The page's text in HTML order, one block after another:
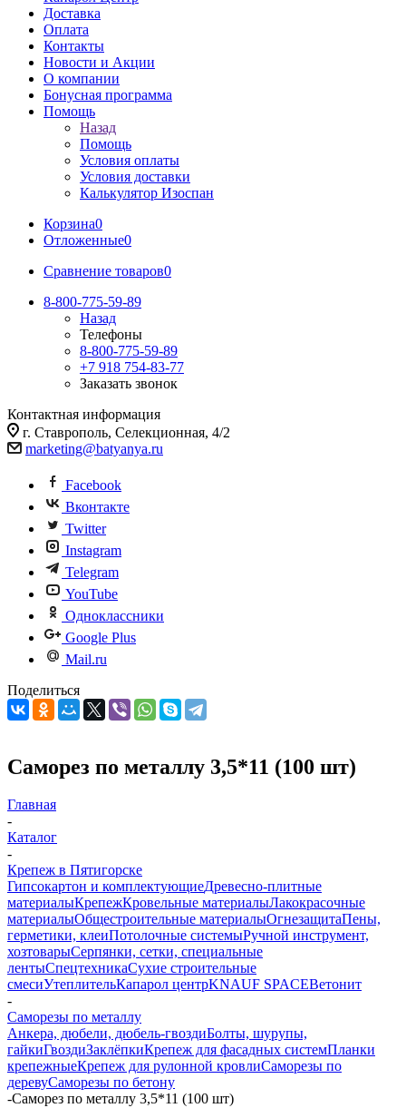
Доставка
Оплата
Контакты
Новости и Акции
О компании
Бонусная программа
Помощь
Назад
Помощь
Условия оплаты
Условия доставки
Калькулятор Изоспан
Корзина0
Отложенные0
Сравнение товаров0
8-800-775-59-89
Назад
Телефоны
8-800-775-59-89
+7 918 754-83-77
Заказать звонок
Контактная информация
г. Ставрополь, Селекционная, 4/2
marketing@batyanya.ru
Facebook
Вконтакте
Twitter
Instagram
Telegram
YouTube
Одноклассники
Google Plus
Mail.ru
Поделиться
Саморез по металлу 3,5*11 (100 шт)
Главная
-
Каталог
-
Крепеж в Пятигорске
Гипсокартон и комплектующиеДревесно-плитные
материалыКрепежКровельные материалыЛакокрасочные
материалыОбщестроительные материалыОгнезащитаПены,
герметики, клеиПотолочные системыРучной инструмент,
хозтоварыСерпянки, сетки, специальные
лентыСпецтехникаСухие строительные
смесиУтеплительКапарол центрKNAUF SPACEВетонит
-
Саморезы по металлу
Анкера, дюбели, дюбель-гвоздиБолты, шурупы,
гайкиГвоздиЗаклёпкиКрепеж для фасадных системПланки
крепежныеКрепеж для рулонной кровлиСаморезы по
деревуСаморезы по бетону
-Саморез по металлу 3,5*11 (100 шт)